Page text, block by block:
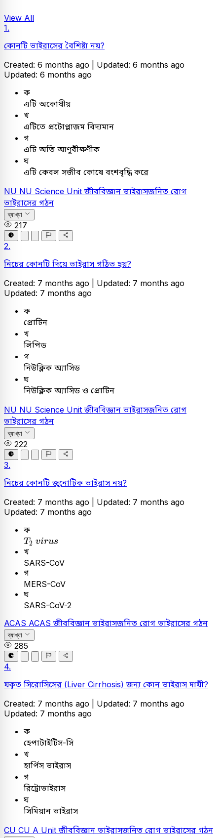
View All
1.
কোনটি ভাইরাসের বৈশিষ্ট্য নয়?
Created: 6 months ago | Updated: 6 months ago
Updated: 6 months ago
ক
এটি অকোষীয়
খ
এটিতে প্রটোপ্লাজম বিদ্যমান
গ
এটি অতি আণুবীক্ষণীক
ঘ
এটি কেবল সজীব কোষে বংশবৃদ্ধি করে
NU NU Science Unitজীববিজ্ঞান ভাইরাসজনিত রোগ
ভাইরাসের গঠন
ব্যাখ্যা
217
2.
নিচের কোনটি দিয়ে ভাইরাস গঠিত হয়?
Created: 7 months ago | Updated: 7 months ago
Updated: 7 months ago
ক
প্রোটিন
খ
লিপিড
গ
নিউক্লিক অ্যাসিড
ঘ
নিউক্লিক অ্যাসিড ও প্রোটিন
NU NU Science Unitজীববিজ্ঞান ভাইরাসজনিত রোগ
ভাইরাসের গঠন
ব্যাখ্যা
222
3.
নিচের কোনটি জুনোটিক ভাইরাস নয়?
Created: 7 months ago | Updated: 7 months ago
Updated: 7 months ago
ক
T2 virus
T2 virus
খ
SARS-CoV
গ
MERS-CoV
ঘ
SARS-CoV-2
ACAS ACASজীববিজ্ঞান ভাইরাসজনিত রোগ ভাইরাসের গঠন
ব্যাখ্যা
285
4.
যকৃত সিরোসিসের (Liver Cirrhosis) জন্য কোন ভাইরাস দায়ী?
Created: 7 months ago | Updated: 7 months ago
Updated: 7 months ago
ক
হেপাটাইটিস-সি
খ
হার্পিস ভাইরাস
গ
রিট্রোভাইরাস
ঘ
সিমিয়ান ভাইরাস
CU CU A Unitজীববিজ্ঞান ভাইরাসজনিত রোগ ভাইরাসের গঠন